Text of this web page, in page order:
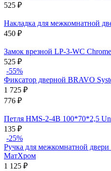
525 ₽
Накладка для межкомнатной
450 ₽
Замок врезной LP-3-WC Chrome
525 ₽
-55%
Фиксатор дверной BRAVO
1 725 ₽
776 ₽
Петля HMS-2-4B 100*70*2,5
135 ₽
-25%
Ручка для межкомнатной
МатХром
1 125 ₽